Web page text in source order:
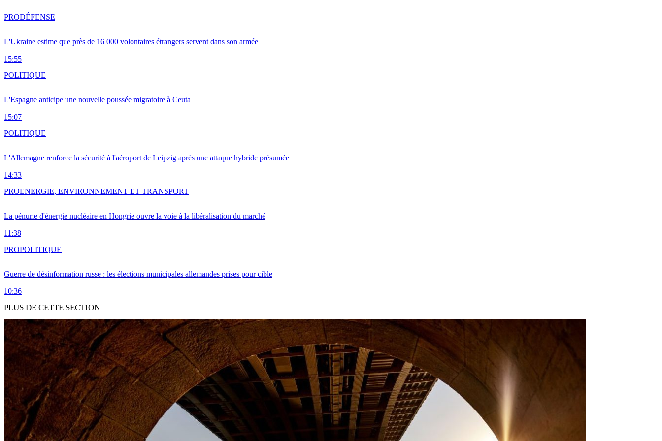
L'Ukraine estime que près de 16 000 volontaires étrangers servent dans son armée
15:55
PRODÉFENSE
L'Espagne anticipe une nouvelle poussée migratoire à Ceuta
15:07
POLITIQUE
L'Allemagne renforce la sécurité à l'aéroport de Leipzig après une attaque hybride présumée
14:33
POLITIQUE
La pénurie d'énergie nucléaire en Hongrie ouvre la voie à la libéralisation du marché
11:38
PROENERGIE, ENVIRONNEMENT ET TRANSPORT
Guerre de désinformation russe : les élections municipales allemandes prises pour cible
10:36
PROPOLITIQUE
PLUS DE CETTE SECTION